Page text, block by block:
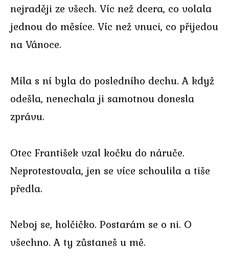
nejraději ze všech. Víc než dcera, co volala
jednou do měsíce. Víc než vnuci, co přijedou
na Vánoce.
Míla s ní byla do posledního dechu. A když
odešla, nenechala ji samotnou donesla
zprávu.
Otec František vzal kočku do náruče.
Neprotestovala, jen se více schoulila a tiše
předla.
Neboj se, holčičko. Postarám se o ni. O
všechno. A ty zůstaneš u mě.